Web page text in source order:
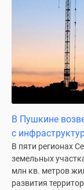
В Пушкине
с
В пяти регионах
земельных
млн кв. метров
развития